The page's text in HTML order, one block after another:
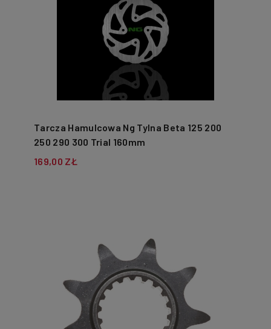
Tarcza Hamulcowa Ng Tylna Beta 125 200
250 290 300 Trial 160mm
169,00 ZŁ